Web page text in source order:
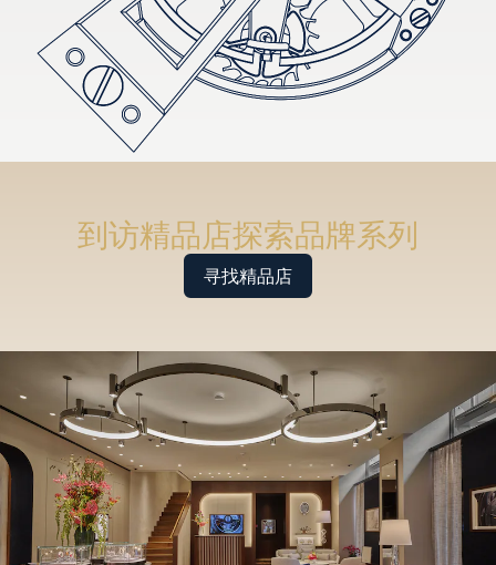
到访精品店探索品牌系列
寻找精品店